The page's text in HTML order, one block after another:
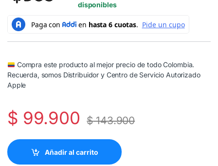
disponibles
Compra este producto al mejor precio de todo Colombia.
Recuerda, somos Distribuidor y Centro de Servicio Autorizado
Apple
$ 99.900 $143.900
Añadir al carrito